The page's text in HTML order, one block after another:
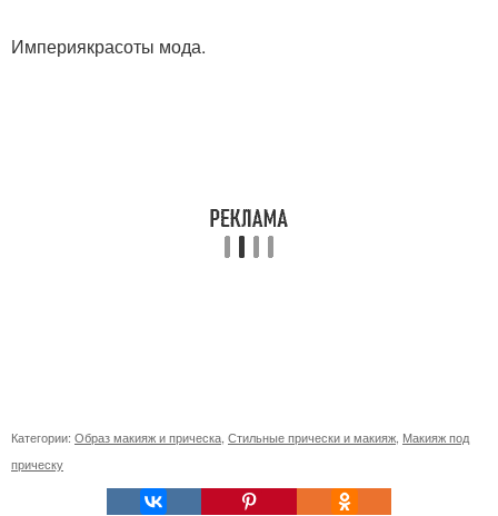
Империякрасоты мода.
Категории: Образ макияж и прическа Стильные прически и макияж Макияж под
прическу